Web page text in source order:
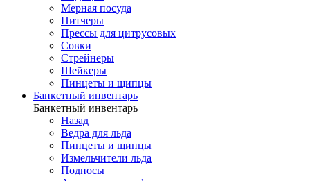
Мерная посуда
Питчеры
Прессы для цитрусовых
Совки
Стрейнеры
Шейкеры
Пинцеты и щипцы
Банкетный инвентарь
Банкетный инвентарь
Назад
Ведра для льда
Пинцеты и щипцы
Измельчители льда
Подносы